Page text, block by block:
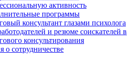
активность
программы
консультант глазами психолога
и резюме соискателей в
консультирования
о сотрудничестве